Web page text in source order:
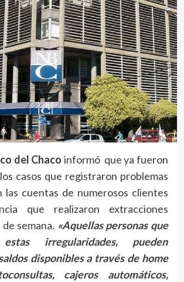
del Chaco informó que ya fueron
casos que registraron problemas
las cuentas de numerosos clientes
que realizaron extracciones
semana. «Aquellas personas que
irregularidades, pueden
disponibles a través de home
cajeros automáticos,